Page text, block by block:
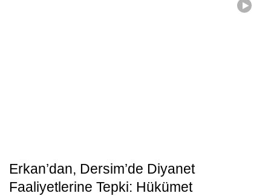
Erkan’dan, Dersim’de Diyanet
Faaliyetlerine Tepki: Hükümet